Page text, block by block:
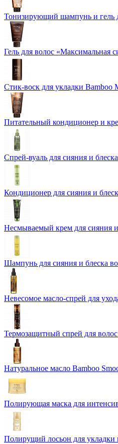
Тонизирующий шампунь и гель
Гель для волос «Максимальная
Стик-воск для укладки Bamboo
Питательный кондиционер и
Спрей-вуаль для сияния и
Кондиционер для сияния и
Несмываемый крем для сияния
Шампунь для сияния и блеска
Невесомое масло-спрей для
Термозащитный спрей для
Натуральное масло Bamboo
Полирующая маска для
Полирущий лосьон для укладки